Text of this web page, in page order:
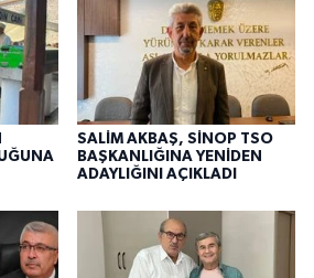
SALİM AKBAŞ, SİNOP TSO
BAŞKANLIĞINA YENİDEN
ADAYLIĞINI AÇIKLADI